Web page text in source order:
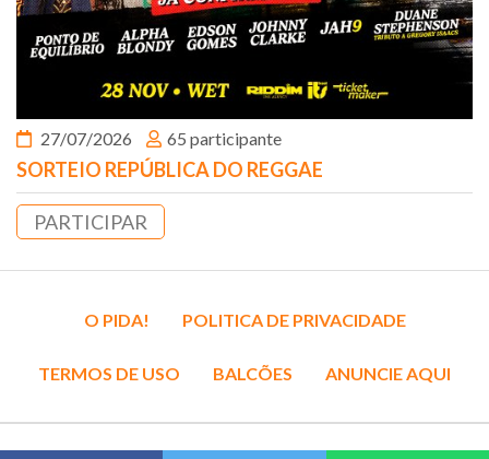
27/07/2026 65 participante
SORTEIO REPÚBLICA DO REGGAE
PARTICIPAR
O PIDA! POLITICA DE PRIVACIDADE
TERMOS DE USO BALCÕES ANUNCIE AQUI